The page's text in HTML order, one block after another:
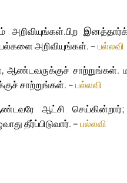
பிற
அறிவியுங்கள். –பல்லவி
ஆண்டவருக்குச் சாற்றுங்கள்.
சாற்றுங்கள். –பல்லவி
ஆட்சி செய்கின்றார்;
தீர்ப்பிடுவார். –பல்லவி